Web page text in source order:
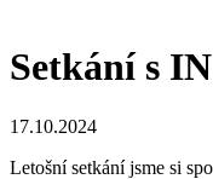
Setkání s
17.10.2024
Letošní setkání jsme si